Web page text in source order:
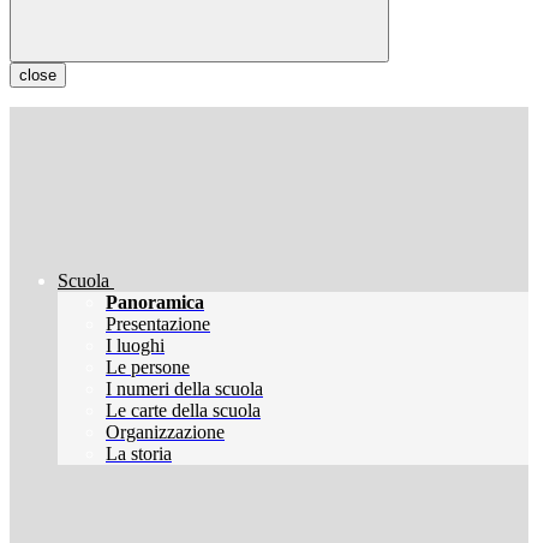
close
Scuola
Panoramica
Presentazione
I luoghi
Le persone
I numeri della scuola
Le carte della scuola
Organizzazione
La storia